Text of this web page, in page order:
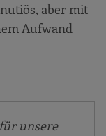
aber mit
Aufwand
unsere